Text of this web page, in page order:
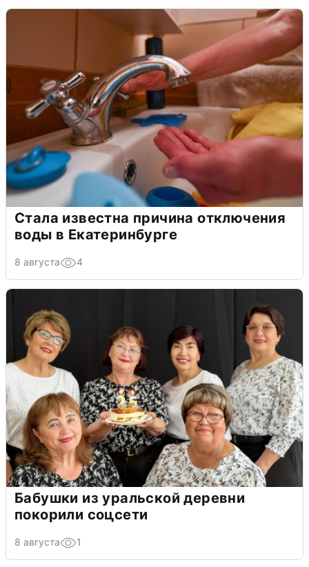
Стала известна причина отключения
воды в Екатеринбурге
8 августа 4
Бабушки из уральской деревни
покорили соцсети
8 августа 1